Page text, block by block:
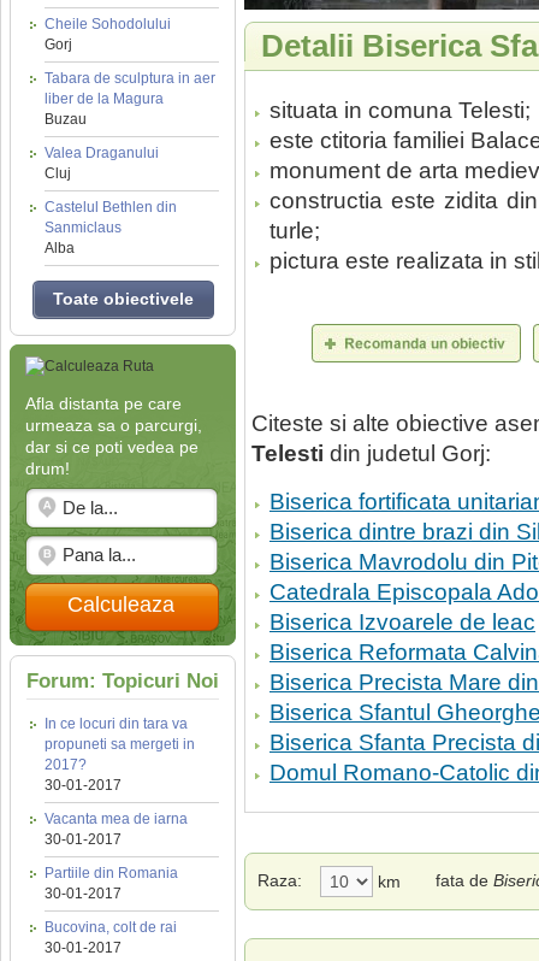
Cheile Sohodolului
Gorj
Tabara de sculptura in aer
liber de la Magura
Buzau
Valea Draganului
Cluj
Castelul Bethlen din
Sanmiclaus
Alba
Toate obiectivele
Afla distanta pe care
urmeaza sa o parcurgi,
dar si ce poti vedea pe
drum!
Calculeaza
Forum: Topicuri Noi
In ce locuri din tara va
propuneti sa mergeti in
2017?
30-01-2017
Vacanta mea de iarna
30-01-2017
Partiile din Romania
30-01-2017
Bucovina, colt de rai
30-01-2017
Detalii Biserica
situata in comuna Telesti;
este ctitoria familiei
monument de arta
constructia este zidita
turle;
pictura este realizata in
Citeste si alte obiective
Telesti din judetul Gorj:
Biserica fortificata
Biserica dintre brazi din
Biserica Mavrodolu din
Catedrala Episcopala
Biserica Izvoarele de leac
Biserica Reformata
Biserica Precista Mare
Biserica Sfantul
Biserica Sfanta Precista
Domul Romano-Catolic
Raza: km fata de